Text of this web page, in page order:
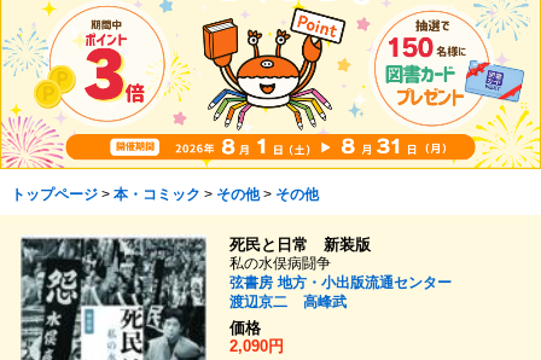
トップページ> 本・コミック > その他> その他
死民と日常 新装版
私の水俣病闘争
弦書房 地方・小出版流通センター
渡辺京二
高峰武
価格
2,090円